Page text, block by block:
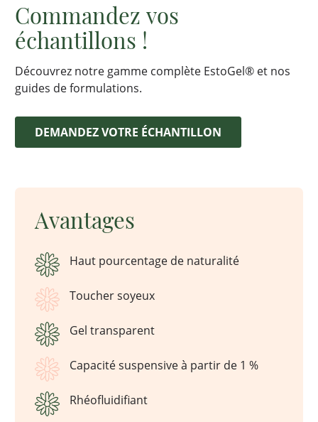
Commandez vos
échantillons !
Découvrez notre gamme complète EstoGel® et nos
guides de formulations.
DEMANDEZ VOTRE ÉCHANTILLON
Avantages
Haut pourcentage de naturalité
Toucher soyeux
Gel transparent
Capacité suspensive à partir de 1 %
Rhéofluidifiant